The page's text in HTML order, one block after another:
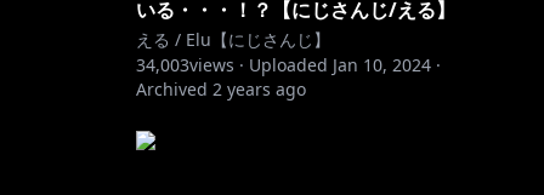
いる・・・！？【にじさんじ/える】
える / Elu【にじさんじ】
34,003views · Uploaded Jan 10, 2024 ·
Archived 2 years ago